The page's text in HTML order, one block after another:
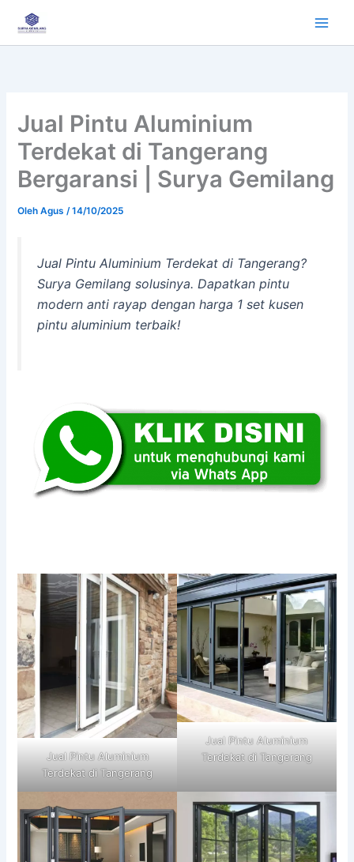
konten
Jual Pintu Aluminium
Terdekat di Tangerang
Bergaransi | Surya Gemilang
OlehAgus /14/10/2025
Jual Pintu Aluminium Terdekat di Tangerang?
Surya Gemilang solusinya. Dapatkan pintu
modern anti rayap dengan harga 1 set kusen
pintu aluminium terbaik!
Jual Pintu Aluminium
Terdekat di Tangerang
Jual Pintu Aluminium
Terdekat di Tangerang